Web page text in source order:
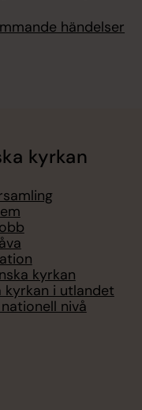
händelser
kyrkan
kyrkan
kyrkan i utlandet
nivå